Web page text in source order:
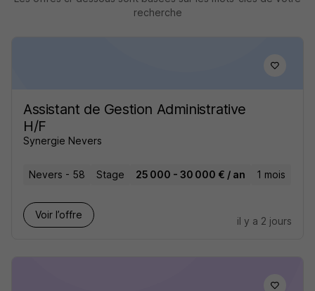
recherche
Assistant de Gestion Administrative
H/F
Synergie Nevers
Nevers - 58 Stage 25 000 - 30 000 € / an 1 mois
Voir l’offre
il y a 2 jours